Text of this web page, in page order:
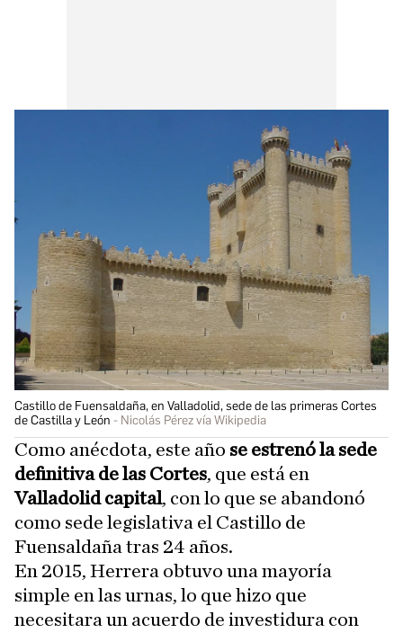
Castillo de Fuensaldaña, en Valladolid, sede de las primeras Cortes
de Castilla y León
Nicolás Pérez vía Wikipedia
Como anécdota, este año se estrenó la sede
definitiva de las Cortes, que está en
Valladolid capital, con lo que se abandonó
como sede legislativa el Castillo de
Fuensaldaña tras 24 años.
En 2015, Herrera obtuvo una mayoría
simple en las urnas, lo que hizo que
necesitara un acuerdo de investidura con